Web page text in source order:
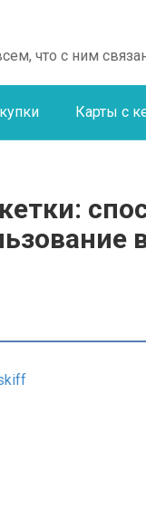
что с ним
Карты с